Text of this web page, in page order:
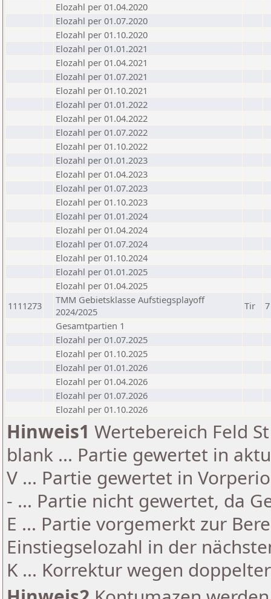
Elozahl per 01.04.2020
Elozahl per 01.07.2020
Elozahl per 01.10.2020
Elozahl per 01.01.2021
Elozahl per 01.04.2021
Elozahl per 01.07.2021
Elozahl per 01.10.2021
Elozahl per 01.01.2022
Elozahl per 01.04.2022
Elozahl per 01.07.2022
Elozahl per 01.10.2022
Elozahl per 01.01.2023
Elozahl per 01.04.2023
Elozahl per 01.07.2023
Elozahl per 01.10.2023
Elozahl per 01.01.2024
Elozahl per 01.04.2024
Elozahl per 01.07.2024
Elozahl per 01.10.2024
Elozahl per 01.01.2025
Elozahl per 01.04.2025
1111273
TMM Gebietsklasse Aufstiegsplayoff
2024/2025
Tir
7
Gesamtpartien 1
Elozahl per 01.07.2025
Elozahl per 01.10.2025
Elozahl per 01.01.2026
Elozahl per 01.04.2026
Elozahl per 01.07.2026
Elozahl per 01.10.2026
Hinweis1 Wertebereich Feld
blank ... Partie gewertet in
V ... Partie gewertet in
- ... Partie nicht gewertet, da
E ... Partie vorgemerkt zur
Einstiegselozahl in der
K ... Korrektur wegen